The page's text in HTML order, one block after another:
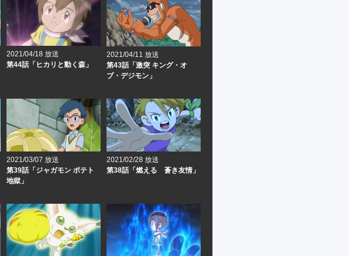
2021/04/18 放送
第44話「ヒカリと動く森」
2021/04/11 放送
第43話「激突 キング・オ
ブ・デジモン」
2021/03/07 放送
第39話「ジャガモン ポテト
地獄」
2021/02/28 放送
第38話「燃える 蒼き友情」